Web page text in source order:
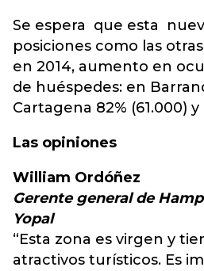
Se espera que esta
posiciones como las
en 2014, aumento en
de huéspedes: en
Cartagena 82% (61.000) y
Las opiniones
William Ordóñez
Gerente general de
Yopal
“Esta zona es virgen y
atractivos turísticos. Es